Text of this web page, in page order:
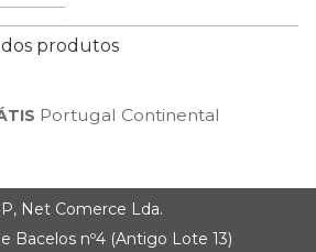
produtos
Portugal Continental
Net Comerce Lda.
Bacelos nº4 (Antigo Lote 13)